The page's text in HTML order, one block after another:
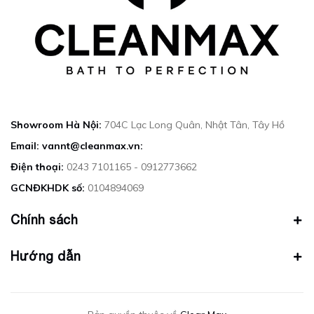
Showroom Hà Nội: 704C Lạc Long Quân, Nhật Tân, Tây Hồ
Email: vannt@cleanmax.vn:
Điện thoại: 0243 7101165 - 0912773662
GCNĐKHDK số: 0104894069
Chính sách
Hướng dẫn